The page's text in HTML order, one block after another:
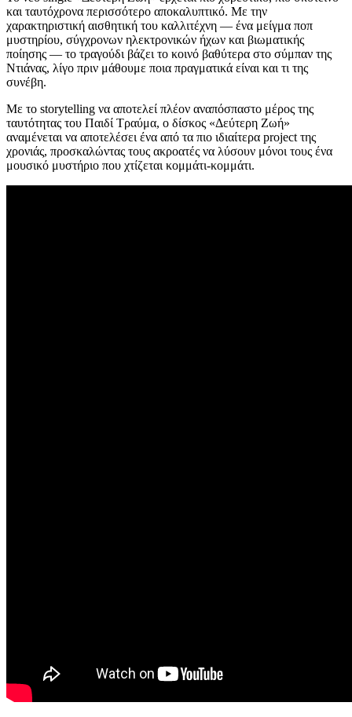
και ταυτόχρονα περισσότερο αποκαλυπτικό. Με την
χαρακτηριστική αισθητική του καλλιτέχνη — ένα μείγμα ποπ
μυστηρίου, σύγχρονων ηλεκτρονικών ήχων και βιωματικής
ποίησης — το τραγούδι βάζει το κοινό βαθύτερα στο σύμπαν της
Ντιάνας, λίγο πριν μάθουμε ποια πραγματικά είναι και τι της
συνέβη.
Με το storytelling να αποτελεί πλέον αναπόσπαστο μέρος της
ταυτότητας του Παιδί Τραύμα, ο δίσκος «Δεύτερη Ζωή»
αναμένεται να αποτελέσει ένα από τα πιο ιδιαίτερα project της
χρονιάς, προσκαλώντας τους ακροατές να λύσουν μόνοι τους ένα
μουσικό μυστήριο που χτίζεται κομμάτι-κομμάτι.